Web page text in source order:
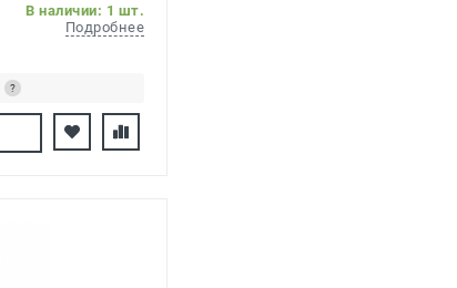
В наличии: 1 шт.
Подробнее
?